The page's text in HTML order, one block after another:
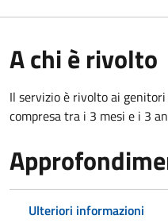
A chi è rivolto
Il servizio è rivolto ai
compresa tra i 3 mesi e i 3
Ulteriori informazioni